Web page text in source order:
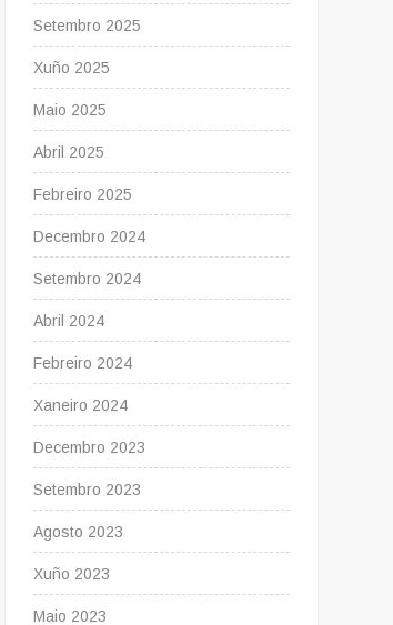
Setembro 2025
Xuño 2025
Maio 2025
Abril 2025
Febreiro 2025
Decembro 2024
Setembro 2024
Abril 2024
Febreiro 2024
Xaneiro 2024
Decembro 2023
Setembro 2023
Agosto 2023
Xuño 2023
Maio 2023